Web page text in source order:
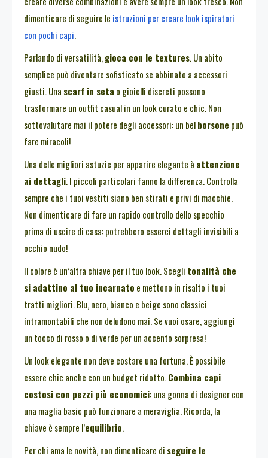
dimenticare di seguire le istruzioni per creare look ispiratori
con pochi capi.
Parlando di versatilità,gioca con le textures. Un abito
semplice può diventare sofisticato se abbinato a accessori
giusti. Una scarf in seta o gioielli discreti possono
trasformare un outfit casual in un look curato e chic. Non
sottovalutare mai il potere degli accessori: un belborsone può
fare miracoli!
Una delle migliori astuzie per apparire elegante è attenzione
ai dettagli. I piccoli particolari fanno la differenza. Controlla
sempre che i tuoi vestiti siano ben stirati e privi di macchie.
Non dimenticare di fare un rapido controllo dello specchio
prima di uscire di casa: potrebbero esserci dettagli invisibili a
occhio nudo!
Il colore è un’altra chiave per il tuo look. Scegli tonalità che
si adattino al tuo incarnato e mettono in risalto i tuoi
tratti migliori. Blu, nero, bianco e beige sono classici
intramontabili che non deludono mai. Se vuoi osare, aggiungi
un tocco di rosso o di verde per un accento sorpresa!
Un look elegante non deve costare una fortuna. È possibile
essere chic anche con un budget ridotto.Combina capi
costosi con pezzi più economici: una gonna di designer con
una maglia basic può funzionare a meraviglia. Ricorda, la
chiave è sempre l’equilibrio.
Per chi ama le novità, non dimenticare di seguire le